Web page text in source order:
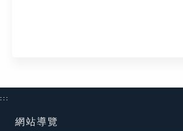
:::
網站導覽